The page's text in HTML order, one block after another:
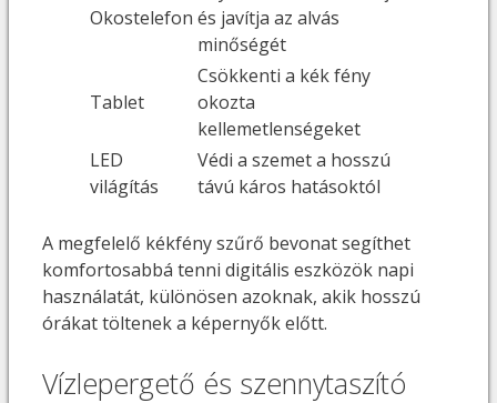
Okostelefon és javítja az alvás
minőségét
Tablet
Csökkenti a kék fény
okozta
kellemetlenségeket
LED
világítás
Védi a szemet a hosszú
távú káros hatásoktól
A megfelelő kékfény szűrő bevonat segíthet
komfortosabbá tenni digitális eszközök napi
használatát, különösen azoknak, akik hosszú
órákat töltenek a képernyők előtt.
Vízlepergető és szennytaszító